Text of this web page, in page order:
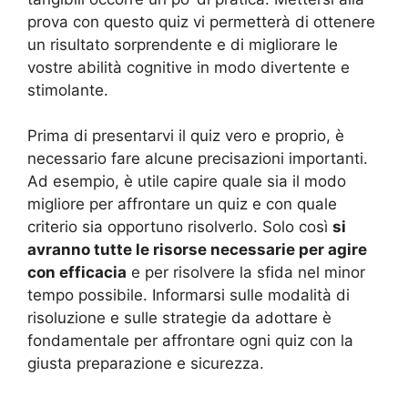
prova con questo quiz vi permetterà di ottenere
un risultato sorprendente e di migliorare le
vostre abilità cognitive in modo divertente e
stimolante.
Prima di presentarvi il quiz vero e proprio, è
necessario fare alcune precisazioni importanti.
Ad esempio, è utile capire quale sia il modo
migliore per affrontare un quiz e con quale
criterio sia opportuno risolverlo. Solo così si
avranno tutte le risorse necessarie per agire
con efficacia e per risolvere la sfida nel minor
tempo possibile. Informarsi sulle modalità di
risoluzione e sulle strategie da adottare è
fondamentale per affrontare ogni quiz con la
giusta preparazione e sicurezza.